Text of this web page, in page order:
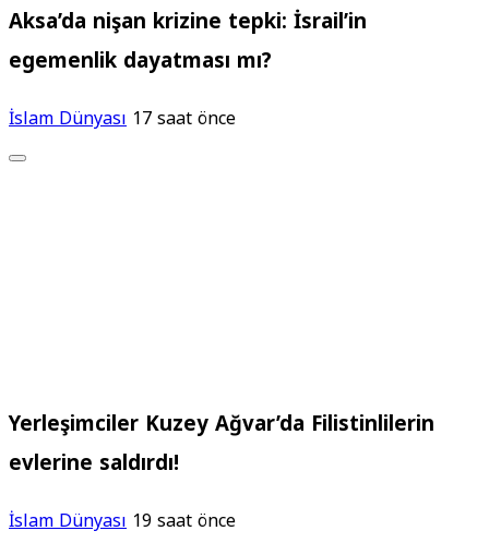
Aksa’da nişan krizine tepki: İsrail’in
egemenlik dayatması mı?
İslam Dünyası 17 saat önce
Yerleşimciler Kuzey Ağvar’da Filistinlilerin
evlerine saldırdı!
İslam Dünyası 19 saat önce